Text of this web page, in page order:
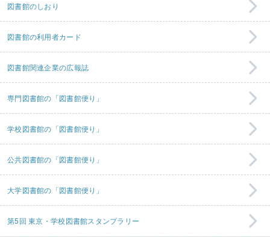
図書館のしおり
図書館の利用者カード
図書館関連企業の広報誌
専門図書館の「図書館便り」
学校図書館の「図書館便り」
公共図書館の「図書館便り」
大学図書館の「図書館便り」
第5回 東京・学校図書館スタンプラリー